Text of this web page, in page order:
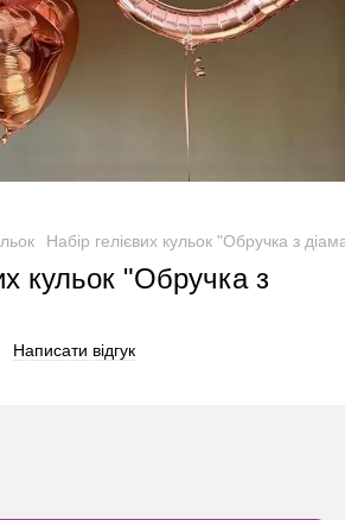
Набір гелієвих кульок "Обручка з
кульок "Обручка з
Написати відгук